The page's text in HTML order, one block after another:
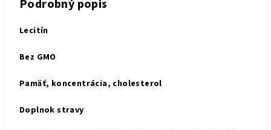
Podrobný popis
Lecitín
Bez GMO
Pamäť, koncentrácia, cholesterol
Doplnok stravy